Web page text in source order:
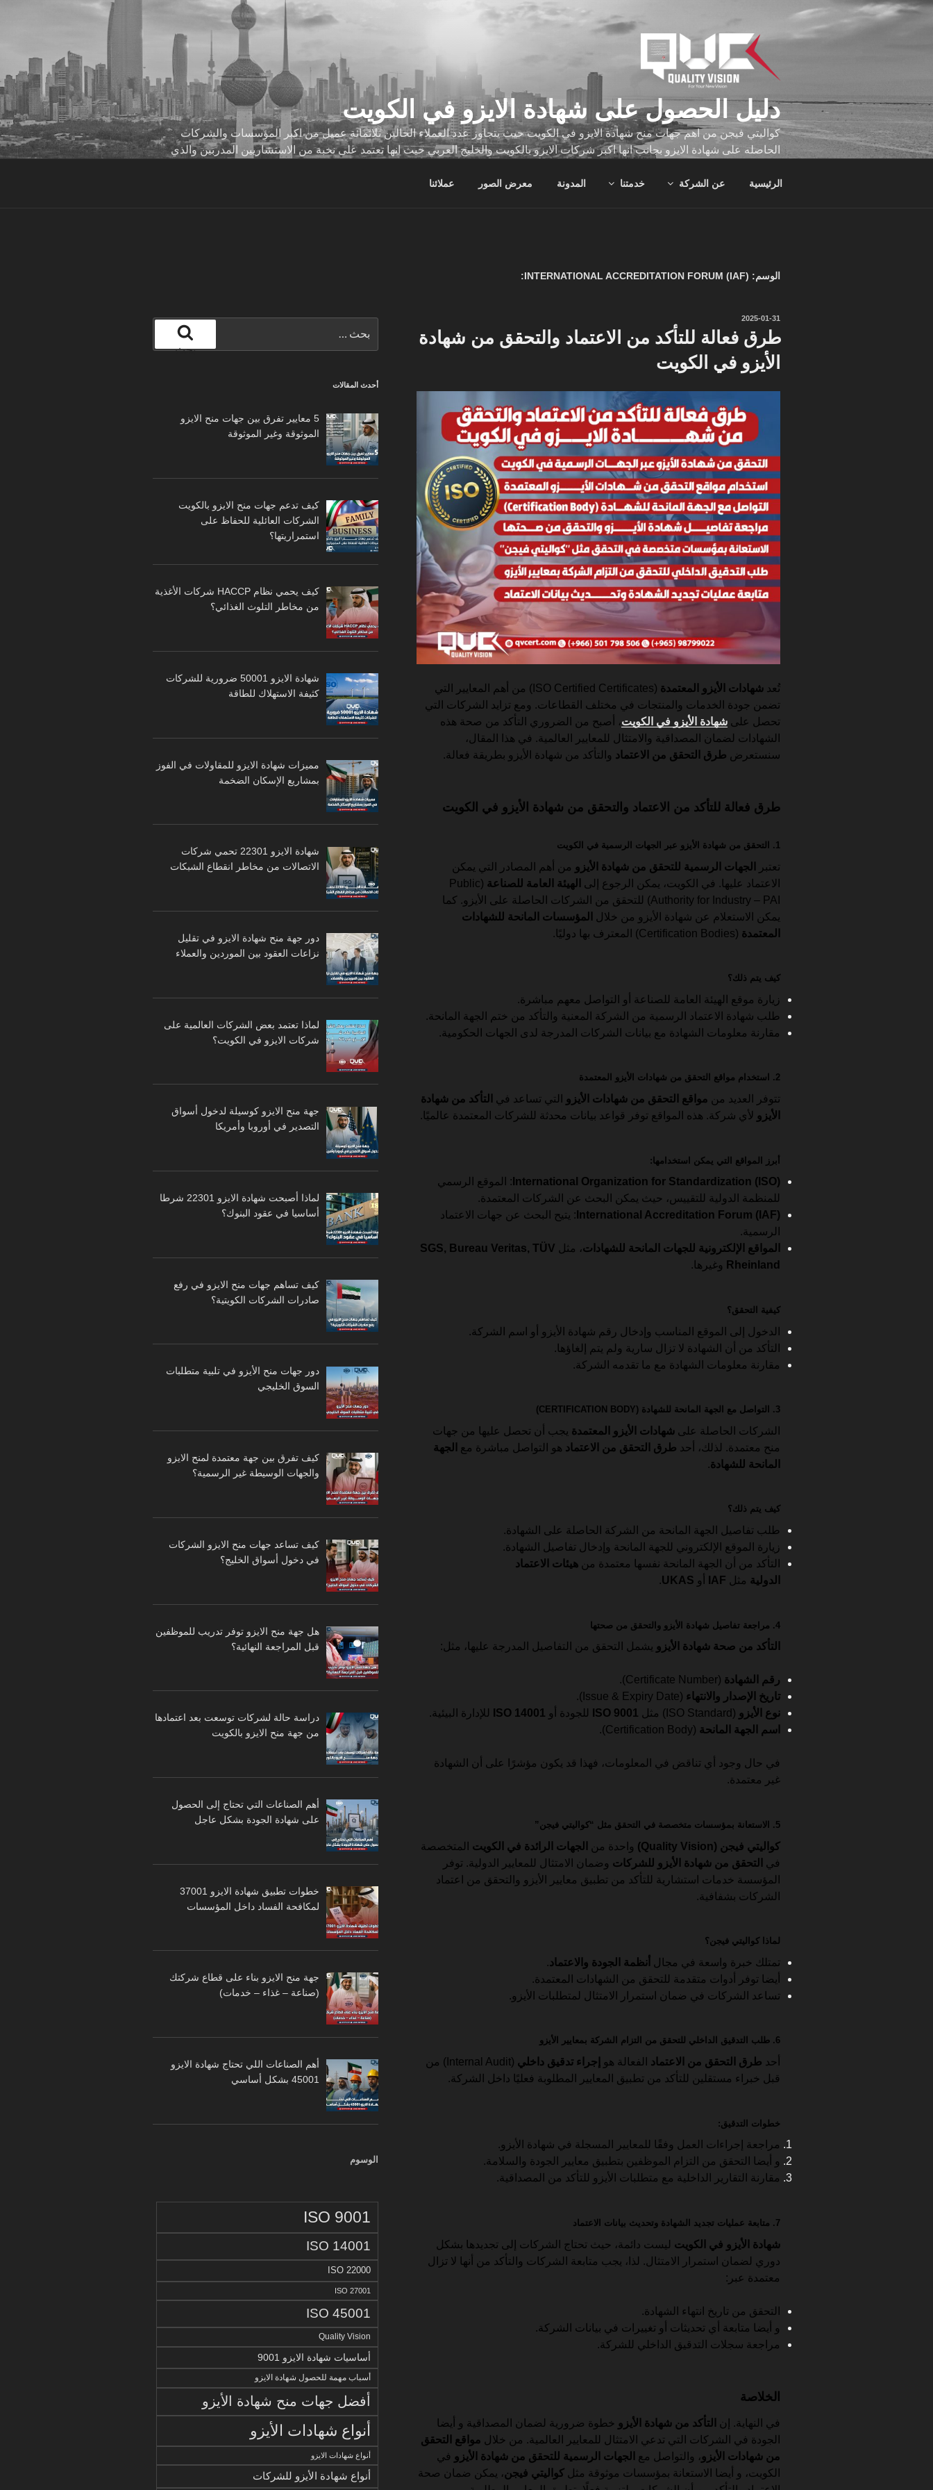
التجاوز
دليل الحصول على شهادة الايزو في الكويت
كواليتي فيجن من اهم جهات منح شهادة الايزو في الكويت حيث يتجاوز عدد العملاء الحالين ثلاثمائة عميل من اكبر المؤسسات والشركات
الحاصله على شهادة الايزو بجانب انها اكبر شركات الايزو بالكويت والخليج العربي حيث انها تعتمد على نخبة من الاستشاريين المدربين والذي
الرئيسية عن الشركة خدمتنا المدونة معرض الصور عملائنا
الوسم: INTERNATIONAL ACCREDITATION FORUM (IAF):
نُشر
في
2025-01-31
طرق فعالة للتأكد من الاعتماد والتحقق من شهادة
الأيزو في الكويت
تُعد شهادات الأيزو المعتمدة
(ISO Certified Certificates) من أهم المعايير التي
تضمن جودة الخدمات والمنتجات في مختلف القطاعات. ومع تزايد الشركات التي
تحصل على شهادة الأيزو في الكويت، أصبح من الضروري التأكد من صحة هذه
الشهادات لضمان المصداقية والامتثال للمعايير العالمية. في هذا المقال،
سنستعرض طرق التحقق من الاعتماد والتأكد من شهادة الأيزو بطريقة فعالة.
طرق فعالة للتأكد من الاعتماد والتحقق من شهادة الأيزو في الكويت
1. التحقق من شهادة الأيزو عبر الجهات الرسمية في الكويت
تعتبر الجهات الرسمية للتحقق من شهادة الأيزو من أهم المصادر التي يمكن
الاعتماد عليها. في الكويت، يمكن الرجوع إلى
الهيئة العامة للصناعة
(Public
Authority for Industry – PAI) للتحقق من الشركات الحاصلة على الأيزو. كما
يمكن الاستعلام عن شهادة الأيزو من خلال
المؤسسات المانحة للشهادات
المعتمدة (Certification Bodies) المعترف بها دوليًا.
كيف يتم ذلك؟
زيارة موقع الهيئة العامة للصناعة أو التواصل معهم مباشرة.
طلب شهادة الاعتماد الرسمية من الشركة المعنية والتأكد من ختم الجهة المانحة.
مقارنة معلومات الشهادة مع بيانات الشركات المدرجة لدى الجهات الحكومية.
2. استخدام مواقع التحقق من شهادات الأيزو المعتمدة
تتوفر العديد من مواقع التحقق من شهادات الأيزو التي تساعد في
التأكد من شهادة
الأيزو لأي شركة. هذه المواقع توفر قواعد بيانات محدثة للشركات المعتمدة عالميًا.
أبرز المواقع التي يمكن استخدامها:
International Organization for Standardization (ISO) : الموقع الرسمي
للمنظمة الدولية للتقييس، حيث يمكن البحث عن الشركات المعتمدة.
International Accreditation Forum (IAF) : يتيح البحث عن جهات الاعتماد
الرسمية.
المواقع الإلكترونية للجهات المانحة للشهادات، مثل SGS, Bureau Veritas, TÜV
Rheinland وغيرها.
كيفية التحقق؟
الدخول إلى الموقع المناسب وإدخال رقم شهادة الأيزو أو اسم الشركة.
التأكد من أن الشهادة لا تزال سارية ولم يتم إلغاؤها.
مقارنة معلومات الشهادة مع ما تقدمه الشركة.
3. التواصل مع الجهة المانحة للشهادة (CERTIFICATION BODY)
الشركات الحاصلة على شهادات الأيزو المعتمدة يجب أن تحصل عليها من جهات
منح معتمدة. لذلك، أحد طرق التحقق من الاعتماد هو التواصل مباشرة مع
الجهة
المانحة للشهادة.
كيف يتم ذلك؟
طلب تفاصيل الجهة المانحة من الشركة الحاصلة على الشهادة.
زيارة الموقع الإلكتروني للجهة المانحة وإدخال تفاصيل الشهادة.
التأكد من أن الجهة المانحة نفسها معتمدة من هيئات الاعتماد
الدولية مثل IAF أو UKAS
.
4. مراجعة تفاصيل شهادة الأيزو والتحقق من صحتها
التأكد من صحة شهادة الأيزو يشمل التحقق من التفاصيل المدرجة عليها، مثل:
رقم الشهادة (Certificate Number).
تاريخ الإصدار والانتهاء (Issue & Expiry Date).
نوع الأيزو (ISO Standard) مثل ISO 9001 للجودة أو ISO 14001
للإدارة البيئية.
اسم الجهة المانحة (Certification Body).
في حال وجود أي تناقض في المعلومات، فهذا قد يكون مؤشرًا على أن الشهادة
غير معتمدة.
5. الاستعانة بمؤسسات متخصصة في التحقق مثل “كواليتي فيجن”
كواليتي فيجن (Quality Vision) واحدة من الجهات الرائدة في الكويت المتخصصة
في
التحقق من شهادة الأيزو للشركات وضمان الامتثال للمعايير الدولية. توفر
المؤسسة خدمات استشارية للتأكد من تطبيق معايير الأيزو والتحقق من اعتماد
الشركات بشفافية.
لماذا كواليتي فيجن؟
تمتلك خبرة واسعة في مجال أنظمة الجودة والاعتماد.
أيضا توفر أدوات متقدمة للتحقق من الشهادات المعتمدة.
تساعد الشركات في ضمان استمرار الامتثال لمتطلبات الأيزو.
6. طلب التدقيق الداخلي للتحقق من التزام الشركة بمعايير الأيزو
أحد طرق التحقق من الاعتماد الفعالة هو إجراء تدقيق داخلي
(Internal Audit) من
قبل خبراء مستقلين للتأكد من تطبيق المعايير المطلوبة فعليًا داخل الشركة.
خطوات التدقيق:
مراجعة إجراءات العمل وفقًا للمعايير المسجلة في شهادة الأيزو.
و أيضا التحقق من التزام الموظفين بتطبيق معايير الجودة والسلامة.
مقارنة التقارير الداخلية مع متطلبات الأيزو للتأكد من المصداقية.
7. متابعة عمليات تجديد الشهادة وتحديث بيانات الاعتماد
شهادة الأيزو في الكويت ليست دائمة، حيث تحتاج الشركات إلى تجديدها بشكل
دوري لضمان استمرار الامتثال. لذا، يجب متابعة الشركات والتأكد من أنها لا تزال
معتمدة عبر:
التحقق من تاريخ انتهاء الشهادة.
و أيضا متابعة أي تحديثات أو تغييرات في بيانات الشركة.
مراجعة سجلات التدقيق الداخلي للشركة.
الخلاصة
في النهاية. إن التأكد من شهادة الأيزو خطوة ضرورية لضمان المصداقية و أيضا
الجودة في الشركات التي تدعي الامتثال للمعايير العالمية. من خلال مواقع التحقق
من شهادات الأيزو، والتواصل مع الجهات الرسمية للتحقق من شهادة الأيزو في
الكويت، و أيضا الاستعانة بمؤسسات موثوقة مثل كواليتي فيجن، يمكن ضمان صحة
عن:
بحث
أحدث المقالات
5 معايير تفرق بين جهات منح الايزو
الموثوقة وغير الموثوقة
كيف تدعم جهات منح الايزو بالكويت
الشركات العائلية للحفاظ على
استمراريتها؟
كيف يحمي نظام HACCP شركات الأغذية
من مخاطر التلوث الغذائي؟
شهادة الايزو 50001 ضرورية للشركات
كثيفة الاستهلاك للطاقة
مميزات شهادة الايزو للمقاولات في الفوز
بمشاريع الإسكان الضخمة
شهادة الايزو 22301 تحمي شركات
الاتصالات من مخاطر انقطاع الشبكات
دور جهة منح شهادة الايزو في تقليل
نزاعات العقود بين الموردين والعملاء
لماذا تعتمد بعض الشركات العالمية على
شركات الايزو في الكويت؟
جهة منح الايزو كوسيلة لدخول أسواق
التصدير في أوروبا وأمريكا
لماذا أصبحت شهادة الايزو 22301 شرطا
أساسيا في عقود البنوك؟
كيف تساهم جهات منح الايزو في رفع
صادرات الشركات الكويتية؟
دور جهات منح الأيزو في تلبية متطلبات
السوق الخليجي
كيف تفرق بين جهة معتمدة لمنح الايزو
والجهات الوسيطة غير الرسمية؟
كيف تساعد جهات منح الايزو الشركات
في دخول أسواق الخليج؟
هل جهة منح الايزو توفر تدريب للموظفين
قبل المراجعة النهائية؟
دراسة حالة لشركات توسعت بعد اعتمادها
من جهة منح الايزو بالكويت
أهم الصناعات التي تحتاج إلى الحصول
على شهادة الجودة بشكل عاجل
خطوات تطبيق شهادة الايزو 37001
لمكافحة الفساد داخل المؤسسات
جهة منح الايزو بناء على قطاع شركتك
(صناعة – غذاء – خدمات)
أهم الصناعات اللي تحتاج شهادة الايزو
45001 بشكل أساسي
الوسوم
ISO 9001
ISO 14001
ISO 22000
ISO 27001
ISO 45001
Quality Vision
أساسيات شهادة الايزو 9001
أسباب مهمة للحصول شهادة الايزو
أفضل جهات منح شهادة الأيزو
أنواع شهادات الأيزو
أنواع شهادات الايزو
أنواع شهادة الأيزو للشركات